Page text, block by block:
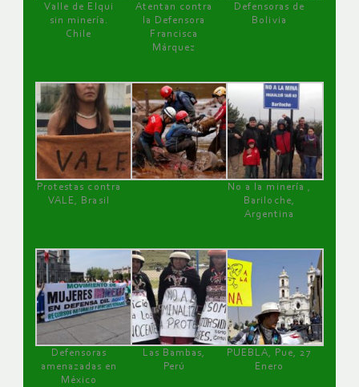
Valle de Elqui
sin minería.
Chile
Atentan contra
la Defensora
Francisca
Márquez
Defensoras de
Bolivia
Protestas contra
VALE, Brasil
No a la minería ,
Bariloche,
Argentina
Defensoras
amenazadas en
México
Las Bambas,
Perú
PUEBLA, Pue, 27
Enero